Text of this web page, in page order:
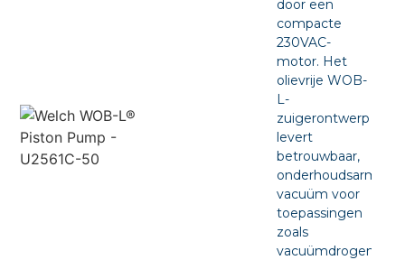
door een
compacte
230VAC-
motor. Het
olievrije WOB-
L-
zuigerontwerp
levert
betrouwbaar,
onderhoudsarm
vacuüm voor
toepassingen
zoals
vacuümdrogen,